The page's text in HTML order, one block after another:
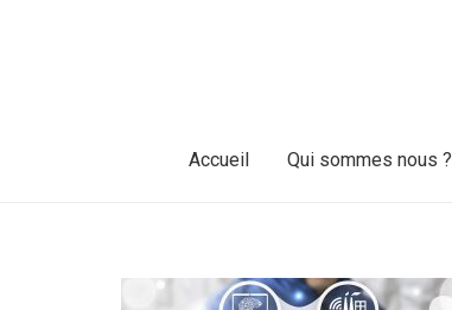
Accueil Qui sommes nous ?